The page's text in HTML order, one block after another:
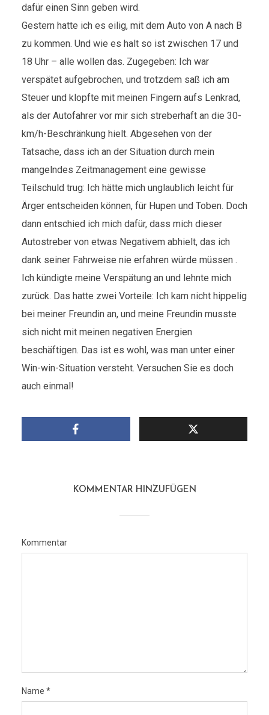
dafür einen Sinn geben wird.
Gestern hatte ich es eilig, mit dem Auto von A nach B
zu kommen. Und wie es halt so ist zwischen 17 und
18 Uhr – alle wollen das. Zugegeben: Ich war
verspätet aufgebrochen, und trotzdem saß ich am
Steuer und klopfte mit meinen Fingern aufs Lenkrad,
als der Autofahrer vor mir sich streberhaft an die 30-
km/h-Beschränkung hielt. Abgesehen von der
Tatsache, dass ich an der Situation durch mein
mangelndes Zeitmanagement eine gewisse
Teilschuld trug: Ich hätte mich unglaublich leicht für
Ärger entscheiden können, für Hupen und Toben. Doch
dann entschied ich mich dafür, dass mich dieser
Autostreber von etwas Negativem abhielt, das ich
dank seiner Fahrweise nie erfahren würde müssen .
Ich kündigte meine Verspätung an und lehnte mich
zurück. Das hatte zwei Vorteile: Ich kam nicht hippelig
bei meiner Freundin an, und meine Freundin musste
sich nicht mit meinen negativen Energien
beschäftigen. Das ist es wohl, was man unter einer
Win-win-Situation versteht. Versuchen Sie es doch
auch einmal!
KOMMENTAR HINZUFÜGEN
Kommentar
Name *